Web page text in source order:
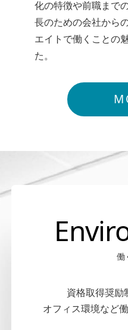
化の特徴や前職まで
長のための会社から
エイトで働くことの
た。
働
資格取得奨励
オフィス環境など